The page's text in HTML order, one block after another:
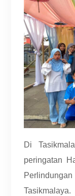
Di
peringatan